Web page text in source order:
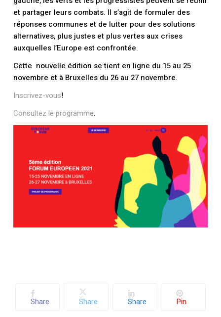
et partager leurs combats. Il s’agit de formuler des
réponses communes et de lutter pour des solutions
alternatives, plus justes et plus vertes aux crises
auxquelles l’Europe est confrontée.
Cette nouvelle édition se tient en ligne du 15 au 25
novembre et à Bruxelles du 26 au 27 novembre.
Inscrivez-vous!
Consultez le programme.
Share Share Share Pin